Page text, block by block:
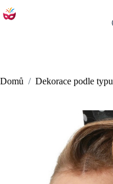
to
Domů / Dekorace podle typu